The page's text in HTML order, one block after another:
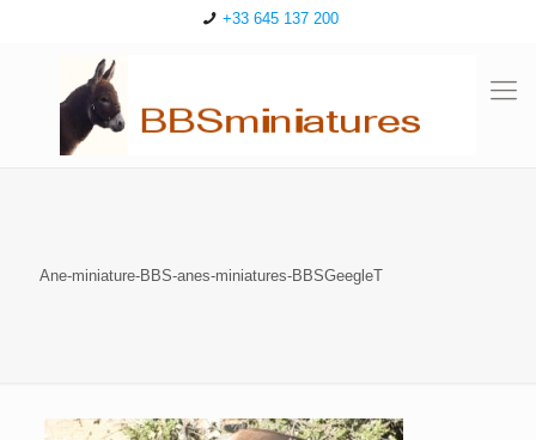
+33 645 137 200
Ane-miniature-BBS-anes-miniatures-BBSGeegleT